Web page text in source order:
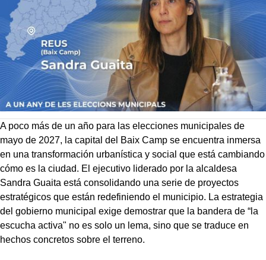
A poco más de un año para las elecciones municipales de
mayo de 2027, la capital del Baix Camp se encuentra inmersa
en una transformación urbanística y social que está cambiando
cómo es la ciudad. El ejecutivo liderado por la alcaldesa
Sandra Guaita está consolidando una serie de proyectos
estratégicos que están redefiniendo el municipio. La estrategia
del gobierno municipal exige demostrar que la bandera de “la
escucha activa" no es solo un lema, sino que se traduce en
hechos concretos sobre el terreno.